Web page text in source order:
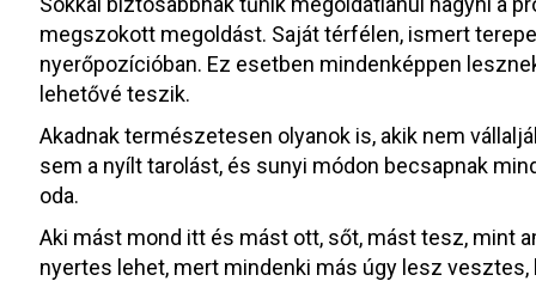
megszokott megoldást. Saját térfélen, ismert
nyerőpozícióban. Ez esetben mindenképpen
lehetővé teszik.
Akadnak természetesen olyanok is, akik nem
sem a nyílt tarolást, és sunyi módon becsapnak
oda.
Aki mást mond itt és mást ott, sőt, mást tesz, mint
nyertes lehet, mert mindenki más úgy lesz